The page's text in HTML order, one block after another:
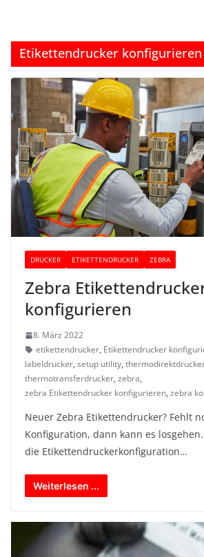
Etikettendrucker konfigurieren
DRUCKER ETIKETTENDRUCKER ZEBRA
Zebra
konfigurieren
8. März 2022
etikettendrucker, Etikettendrucker
labeldrucker, setup utility,
thermotransferdrucker, zebra,
zebra Etikettendrucker konfigurieren, zebra
Neuer Zebra Etikettendrucker? Fehlt
Konfiguration, dann kann es
die Etikettendruckerkonfiguration…
Weiterlesen ...